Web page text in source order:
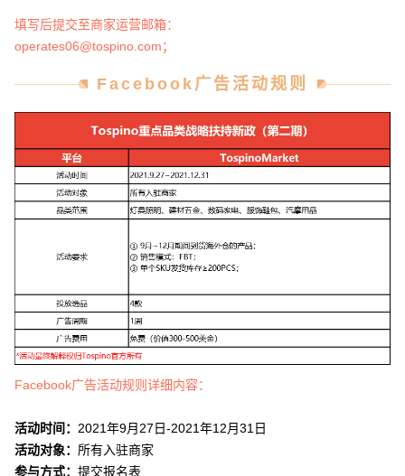
填写后提交至商家运营邮箱：
operates06@tospino.com；
Facebook广告活动规则
Facebook广告活动规则详细内容：
活动时间： 2021年9月27日-2021年12月31日
活动对象： 所有入驻商家
参与方式： 提交报名表